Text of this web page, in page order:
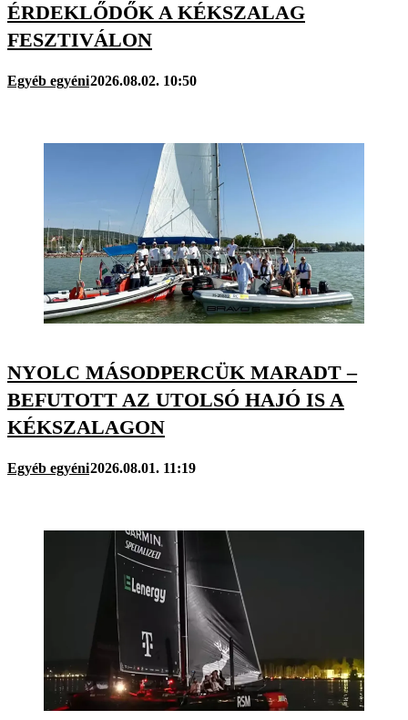
ÉRDEKLŐDŐK A KÉKSZALAG
FESZTIVÁLON
Egyéb egyéni2026.08.02. 10:50
NYOLC MÁSODPERCÜK MARADT –
BEFUTOTT AZ UTOLSÓ HAJÓ IS A
KÉKSZALAGON
Egyéb egyéni2026.08.01. 11:19